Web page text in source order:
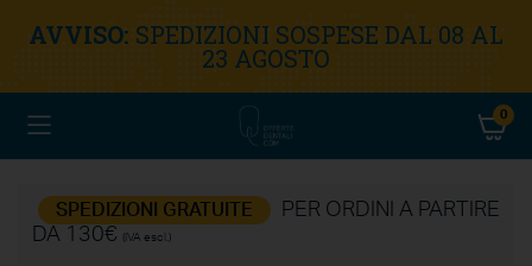
AVVISO: SPEDIZIONI SOSPESE DAL 08 AL
23 AGOSTO
0
SPEDIZIONI GRATUITE
PER ORDINI A PARTIRE
DA 130€
(IVA escl.)